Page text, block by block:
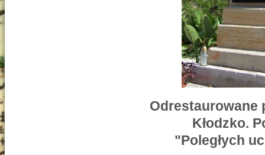
Odrestaurowane
Kłodzko.
"Poległych